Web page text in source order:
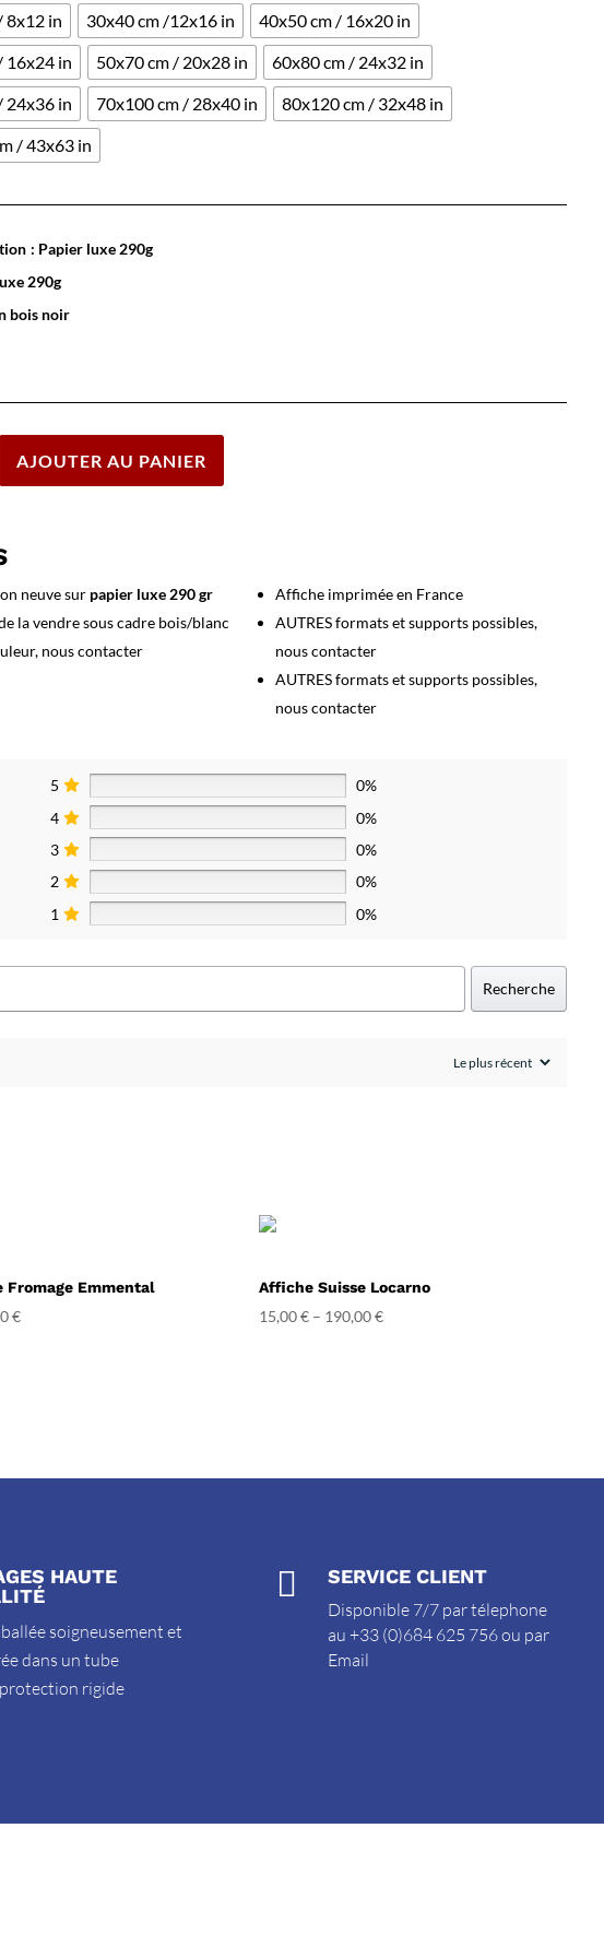
8x12 in 30x40 cm /12x16 in
40x50 cm / 16x20 in
16x24 in
50x70 cm / 20x28 in
60x80 cm / 24x32 in
24x36 in
70x100 cm / 28x40 in
80x120 cm / 32x48 in
/ 43x63 in
: Papier luxe 290g
290g
bois noir
AJOUTER AU PANIER
neuve sur papier luxe 290 gr
la vendre sous cadre bois/blanc
nous contacter
Affiche imprimée en France
AUTRES formats et supports possibles,
nous contacter
AUTRES formats et supports possibles,
nous contacter
5
0%
4
0%
3
0%
2
0%
1
0%
Recherche
Fromage Emmental
€
Affiche Suisse Locarno
15,00€– 190,00€
HAUTE
soigneusement et
dans un tube
rigide
 SERVICE CLIENT
Disponible 7/7 par télephone
au +33 (0)684 625 756 ou par
Email